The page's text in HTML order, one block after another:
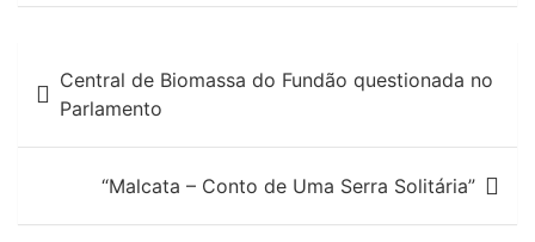
Navegação
de
artigos
Central de Biomassa do Fundão questionada no
Parlamento
“Malcata – Conto de Uma Serra Solitária”